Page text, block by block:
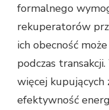
formalnego
rekuperatorów
ich obecność
podczas
więcej kupujących
efektywność